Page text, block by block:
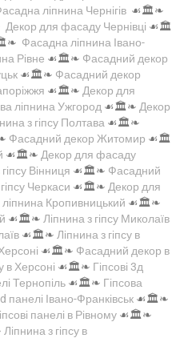
ліпнина Чернігів ☙🏛️❧
Декор для фасаду Чернівці ☙🏛️
Фасадна ліпнина Івано-
Рівне ☙🏛️❧ Фасадний декор
☙🏛️❧ Фасадний декор
☙🏛️❧ Декор для
ліпнина Ужгород ☙🏛️❧ Декор
з гіпсу Полтава ☙🏛️❧
Фасадний декор Житомир ☙🏛️
☙🏛️❧ Декор для фасаду
Вінниця ☙🏛️❧ Фасадний
Черкаси ☙🏛️❧ Декор для
ліпнина Кропивницький ☙🏛️❧
☙🏛️❧ Ліпнина з гіпсу Миколаїв
☙🏛️❧ Ліпнина з гіпсу в
☙🏛️❧ Фасадний декор в
в Херсоні ☙🏛️❧ Гіпсові 3д
Тернопіль ☙🏛️❧ Гіпсова
панелі Івано-Франківськ ☙🏛️❧
панелі в Рівному ☙🏛️❧
Ліпнина з гіпсу в